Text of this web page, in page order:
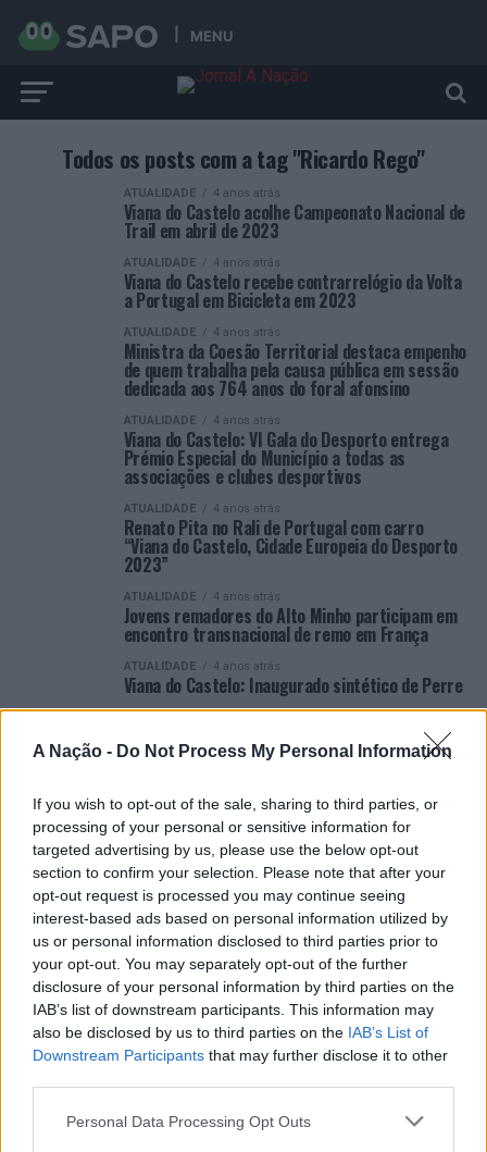
A Nação - Do Not Process My Personal Information
If you wish to opt-out of the sale, sharing to third parties, or
processing of your personal or sensitive information for
targeted advertising by us, please use the below opt-out
section to confirm your selection. Please note that after your
opt-out request is processed you may continue seeing
interest-based ads based on personal information utilized by
us or personal information disclosed to third parties prior to
your opt-out. You may separately opt-out of the further
disclosure of your personal information by third parties on the
IAB’s list of downstream participants. This information may
also be disclosed by us to third parties on the IAB’s List of
Downstream Participants that may further disclose it to other
Personal Data Processing Opt Outs
MENU
Todos os posts com a tag "Ricardo Rego"
ATUALIDADE 4 anos atrás
Viana do Castelo acolhe Campeonato Nacional de
Trail em abril de 2023
ATUALIDADE 4 anos atrás
Viana do Castelo recebe contrarrelógio da Volta
a Portugal em Bicicleta em 2023
ATUALIDADE 4 anos atrás
Ministra da Coesão Territorial destaca empenho
de quem trabalha pela causa pública em sessão
dedicada aos 764 anos do foral afonsino
ATUALIDADE 4 anos atrás
Viana do Castelo: VI Gala do Desporto entrega
Prémio Especial do Município a todas as
associações e clubes desportivos
ATUALIDADE 4 anos atrás
Renato Pita no Rali de Portugal com carro
“Viana do Castelo, Cidade Europeia do Desporto
2023”
ATUALIDADE 4 anos atrás
Jovens remadores do Alto Minho participam em
encontro transnacional de remo em França
ATUALIDADE 4 anos atrás
Viana do Castelo: Inaugurado sintético de Perre
Campeã nacional 50 metros bruços, Ana Pinho
Rodrigues, recebida na Câmara Municipal de
ATUALIDADE 4 anos atrás
Viana do Castelo: Presidente da Câmara na
tomada de posse dos órgãos da Associação de
Atletismo de Viana do Castelo
ATUALIDADE 4 anos atrás
Viana do Castelo: Taça de Portugal de Downhill
quer levar 200 pilotos ao Monte da Padela
VER MAIS
ARTIGOS RECENTES